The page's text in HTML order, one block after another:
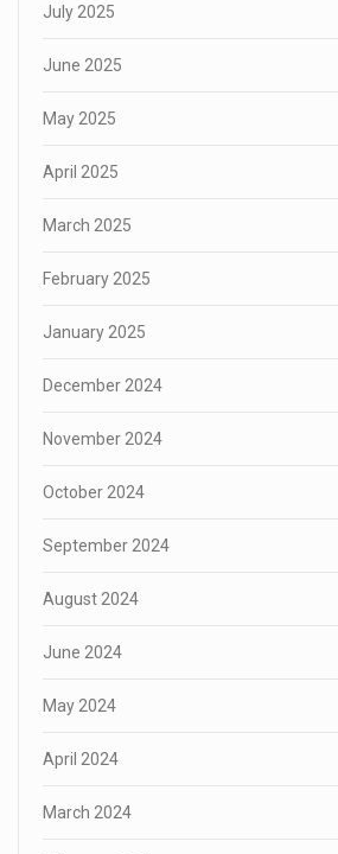
July 2025
June 2025
May 2025
April 2025
March 2025
February 2025
January 2025
December 2024
November 2024
October 2024
September 2024
August 2024
June 2024
May 2024
April 2024
March 2024